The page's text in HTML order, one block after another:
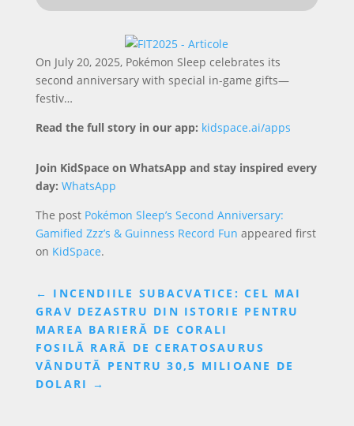
On July 20, 2025, Pokémon Sleep celebrates its
second anniversary with special in-game gifts—
festiv…
Read the full story in our app: kidspace.ai/apps
Join KidSpace on WhatsApp and stay inspired every
day: WhatsApp
The post Pokémon Sleep’s Second Anniversary:
Gamified Zzz’s & Guinness Record Fun appeared first
on KidSpace.
← INCENDIILE SUBACVATICE: CEL MAI
GRAV DEZASTRU DIN ISTORIE PENTRU
MAREA BARIERĂ DE CORALI
FOSILĂ RARĂ DE CERATOSAURUS
VÂNDUTĂ PENTRU 30,5 MILIOANE DE
DOLARI →